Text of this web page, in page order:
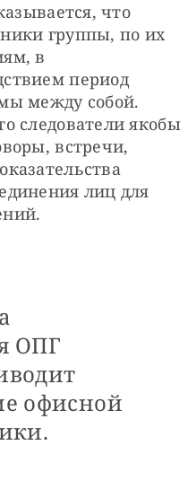
что
группы, по их
в
период
между собой.
следователи якобы
встречи,
лиц для
ОПГ
офисной